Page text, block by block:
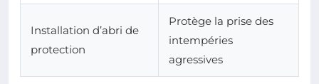
Installation d’abri de
protection
Protège la prise des
intempéries
agressives